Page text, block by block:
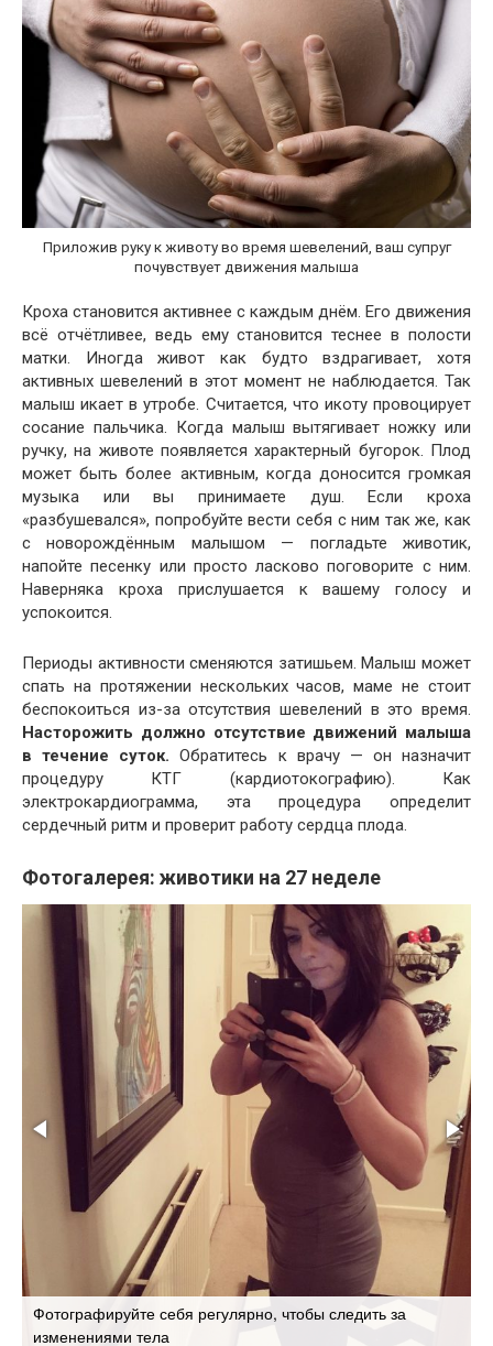
Приложив руку к животу во время шевелений, ваш супруг
почувствует движения малыша
Кроха становится активнее с каждым днём. Его движения
всё отчётливее, ведь ему становится теснее в полости
матки. Иногда живот как будто вздрагивает, хотя
активных шевелений в этот момент не наблюдается. Так
малыш икает в утробе. Считается, что икоту провоцирует
сосание пальчика. Когда малыш вытягивает ножку или
ручку, на животе появляется характерный бугорок. Плод
может быть более активным, когда доносится громкая
музыка или вы принимаете душ. Если кроха
«разбушевался», попробуйте вести себя с ним так же, как
с новорождённым малышом — погладьте животик,
напойте песенку или просто ласково поговорите с ним.
Наверняка кроха прислушается к вашему голосу и
успокоится.
Периоды активности сменяются затишьем. Малыш может
спать на протяжении нескольких часов, маме не стоит
беспокоиться из-за отсутствия шевелений в это время.
Насторожить должно отсутствие движений малыша
в течение суток. Обратитесь к врачу — он назначит
процедуру КТГ (кардиотокографию). Как
электрокардиограмма, эта процедура определит
сердечный ритм и проверит работу сердца плода.
Фотогалерея: животики на 27 неделе
Фотографируйте себя регулярно, чтобы следить за
изменениями тела